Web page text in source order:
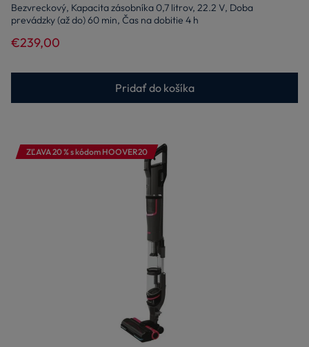
Bezvreckový, Kapacita zásobníka 0,7 litrov, 22.2 V, Doba
prevádzky (až do) 60 min, Čas na dobitie 4 h
€239,00
Pridať do košíka
ZĽAVA 20 % s kódom HOOVER20